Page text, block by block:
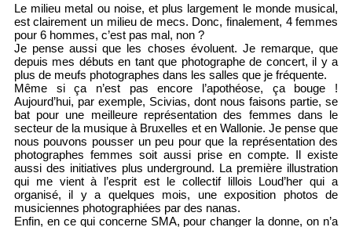
Le milieu metal ou noise, et plus largement le monde musical,
est clairement un milieu de mecs. Donc, finalement, 4 femmes
pour 6 hommes, c’est pas mal, non ?
Je pense aussi que les choses évoluent. Je remarque, que
depuis mes débuts en tant que photographe de concert, il y a
plus de meufs photographes dans les salles que je fréquente.
Même si ça n’est pas encore l’apothéose, ça bouge !
Aujourd’hui, par exemple, Scivias, dont nous faisons partie, se
bat pour une meilleure représentation des femmes dans le
secteur de la musique à Bruxelles et en Wallonie. Je pense que
nous pouvons pousser un peu pour que la représentation des
photographes femmes soit aussi prise en compte. Il existe
aussi des initiatives plus underground. La première illustration
qui me vient à l’esprit est le collectif lillois Loud’her qui a
organisé, il y a quelques mois, une exposition photos de
musiciennes photographiées par des nanas.
Enfin, en ce qui concerne SMA, pour changer la donne, on n’a